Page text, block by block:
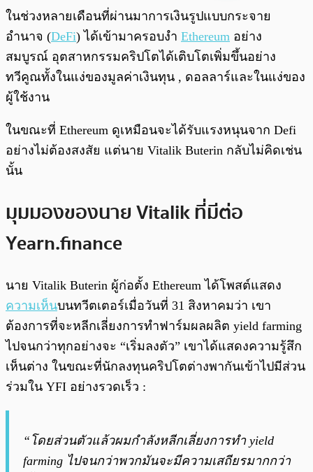
ในช่วงหลายเดือนที่ผ่านมาการเงินรูปแบบกระจาย
อำนาจ (DeFi) ได้เข้ามาครอบงำ Ethereum อย่าง
สมบูรณ์ อุตสาหกรรมคริปโตได้เติบโตเพิ่มขึ้นอย่าง
ทวีคูณทั้งในแง่ของมูลค่าเงินทุน , ดอลลาร์และในแง่ของ
ผู้ใช้งาน
ในขณะที่ Ethereum ดูเหมือนจะได้รับแรงหนุนจาก Defi
อย่างไม่ต้องสงสัย แต่นาย Vitalik Buterin กลับไม่คิดเช่น
นั้น
มุมมองของนาย Vitalik ที่มีต่อ
Yearn.finance
นาย Vitalik Buterin ผู้ก่อตั้ง Ethereum ได้โพสต์แสดง
ความเห็นบนทวีตเตอร์เมื่อวันที่ 31 สิงหาคมว่า เขา
ต้องการที่จะหลีกเลี่ยงการทำฟาร์มผลผลิต yield farming
ไปจนกว่าทุกอย่างจะ “เริ่มลงตัว” เขาได้แสดงความรู้สึก
เห็นต่าง ในขณะที่นักลงทุนคริปโตต่างพากันเข้าไปมีส่วน
ร่วมใน YFI อย่างรวดเร็ว :
“โดยส่วนตัวแล้วผมกำลังหลีกเลี่ยงการทำ yield
farming ไปจนกว่าพวกมันจะมีความเสถียรมากกว่า